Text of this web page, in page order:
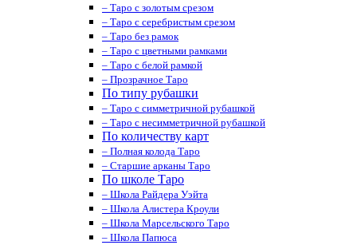
– Таро с золотым срезом
– Таро с серебристым срезом
– Таро без рамок
– Таро с цветными рамками
– Таро с белой рамкой
– Прозрачное Таро
По типу рубашки
– Таро с симметричной рубашкой
– Таро с несимметричной рубашкой
По количеству карт
– Полная колода Таро
– Старшие арканы Таро
По школе Таро
– Школа Райдера Уэйта
– Школа Алистера Кроули
– Школа Марсельского Таро
– Школа Папюса